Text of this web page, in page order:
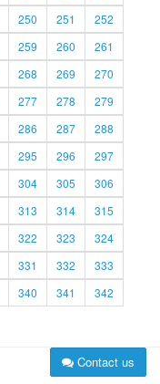
250 251
252
259 260
261
268 269
270
277 278
279
286 287
288
295 296
297
304 305
306
313 314
315
322 323
324
331 332
333
340 341
342
Contact us